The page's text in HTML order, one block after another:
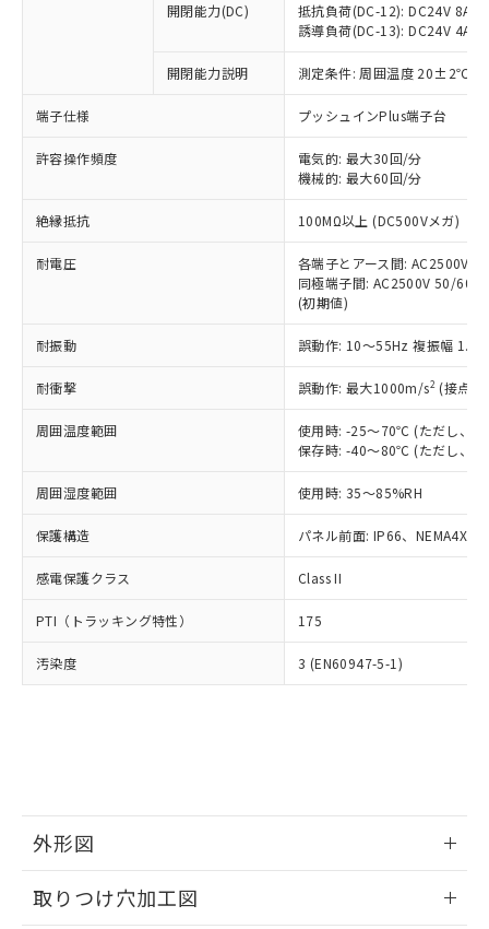
開閉能力(DC)
抵抗負荷(DC-12): DC24V 8A/
誘導負荷(DC-13): DC24V 4A/
開閉能力説明 測定条件: 周囲温度 20±2℃、
端子仕様 プッシュインPlus端子台
許容操作頻度
電気的: 最大30回/分
機械的: 最大60回/分
絶縁抵抗 100MΩ以上 (DC500Vメガ)
耐電圧
各端子とアース間: AC2500V
同極端子間: AC2500V 50/
(初期値)
耐振動 誤動作: 10～55Hz 複振幅
耐衝撃 誤動作: 最大1000m/s2 (接点
周囲温度範囲
使用時: -25～70℃ (ただし、氷
保存時: -40～80℃ (ただし、氷
周囲湿度範囲 使用時: 35～85%RH
保護構造 パネル前面: IP66、NEMA4X,
感電保護クラス Class II
PTI（トラッキング特性） 175
汚染度 3 (EN60947-5-1)
外形図
取りつけ穴加工図
以下の条件をお読みいただき、同意のうえ
ご利用ください。
本サービスは、当社制御機器事業取扱
商品の当社在庫状況および標準価格
(税抜)を提供させていただくもので
当社制御機器事業取扱商品の中には、
本サービスの対象外となる商品もある
ことをご了承ください。
在庫状況および標準価格照会結果は、
記載している更新日時点での社内デー
タに基づき作成されるものであり、閲
覧された時点での実際の在庫および標
準価格とは異なる場合があることをご
正式な納期状況および標準価格はお客
様のお取引先、またはお客様担当のオ
ムロン制御機器販売店・当社販売員に
オムロン制御機器販売店や当社販売拠
販売ネットワーク
」をご確認
在庫状況および標準価格結果を当社の
事前の承諾なく第三者に漏洩または開
示しないようお願いします。
マイパーツ機能（部品リスト作成サー
ビス）をご利用いただくには、I-Web
品・サービスに関するお客様との取
の共同利用に関して"
対応予定なし：EU RoHS指令（10物質）の
非含有に非対応の商品で、対応品を出す予
調査・確認中：EU RoHS指令（10物質）の
非含有の対応状況を調査中または確認中の
商品です。
非該当品：ライセンス料など無形物で、有
害物質有無と関係のない商品です。
仕入先様の事情により、非含有部品として
いたものが、含有品と判明した場合などや
むを得ず変更することがあります。
鉛(Pb) 1000ppm以下、 水銀(Hg) 1000ppm以下、 カド
六価クロム(Cr(Ⅵ)) 1000ppm以下、ポリ臭化ビフェニル
類(PBB) 1000ppm以下、ポリ臭化ジフェニルエーテル類
ルベンジル（BBP） 1000ppm以下、フタル酸ジブチル
（DBP） 1000ppm以下、フタル酸ジイソブチル
但し、RoHS指令で産業用監視および制御機器に対する
適用除外項目は除く。
フタル酸エステル類の４物質については閾値を超える意
図的な使用がないことを確認しています。
部品在庫の切り替え状況などにより、予定
月が前後することがあります。
EU RoHS指令（10物質）の非含有証明書
51物質の非含有証明書（当社基準）
※本証明書は発行日時点で非含有を証明す
「○」：最大均質材料含有率が中国RoHSの
基準値以下であることを示します。
「×」：最大均質材料含有率が中国RoHSの
基準値を超えていることを示します。
「－」：未確認です。当社販売部門へお問
*中国RoHS10物質の基準値 (GB/T26572)：
Pb(鉛) :1000ppm、 Hg(水銀) : 1000ppm、 Cd(カドミウ
Cr(Ⅵ)(六価クロム) : 1000ppm、 PBBs(ポリ臭化ビフェ
ニル類) : 1000ppm、 PBDEs(ポリ臭化ジフェニルエーテ
ル類) : 1000ppm、
DBP(フタル酸ジブチル) : 1000ppm、 DIBP(フタル酸ジ
イソブチル) : 1000ppm、 BBP(フタル酸ブチルベンジ
DEHP(フタル酸ビス(2-エチルヘキシル)) : 1000ppm
「ｅ」：有害物質（10物質）のすべてが基
準値以下であることを示します。
「10」：通常の使用状況下において有害物
質が外部に漏えいし、環境に深刻な影響を
及ぼさない年数を意味します。
当社は、これら貴社製品のうち、外国
為替および外国貿易法に定める商品
（以下｢規制貨物等」という）を輸出
または国外への提供する場合は、日本
国政府の輸出許可(または役務取引許
可)を取得するなどの必要な手続きを
当社は規制貨物を破棄する場合は、完
全に破砕するなど、違法に輸出されな
いよう必要な手段を講じます。
当社は貴社製品を、核兵器、ミサイ
ル、化学兵器、生物兵器またはその他
武器並びにこれらの製造装置等に一切
当社は、貴社製品を第三者に販売する
場合は、上記1、2および3の内容を当
該第三者に通知します。また当社は、
販売先および販売に係わる関係者が違
法に輸出するおそれがある場合は、取
り引きをいたしません。
一定数以上の在庫あり
一定数には満たないが在庫あり
在庫なし(最新の在庫状況につ
いては、お客様のお取引先、ま
たはお客様担当のオムロン制御
機器販売店・当社販売員にご確
受注生産機種、また在庫状況の
情報を公開していない機種